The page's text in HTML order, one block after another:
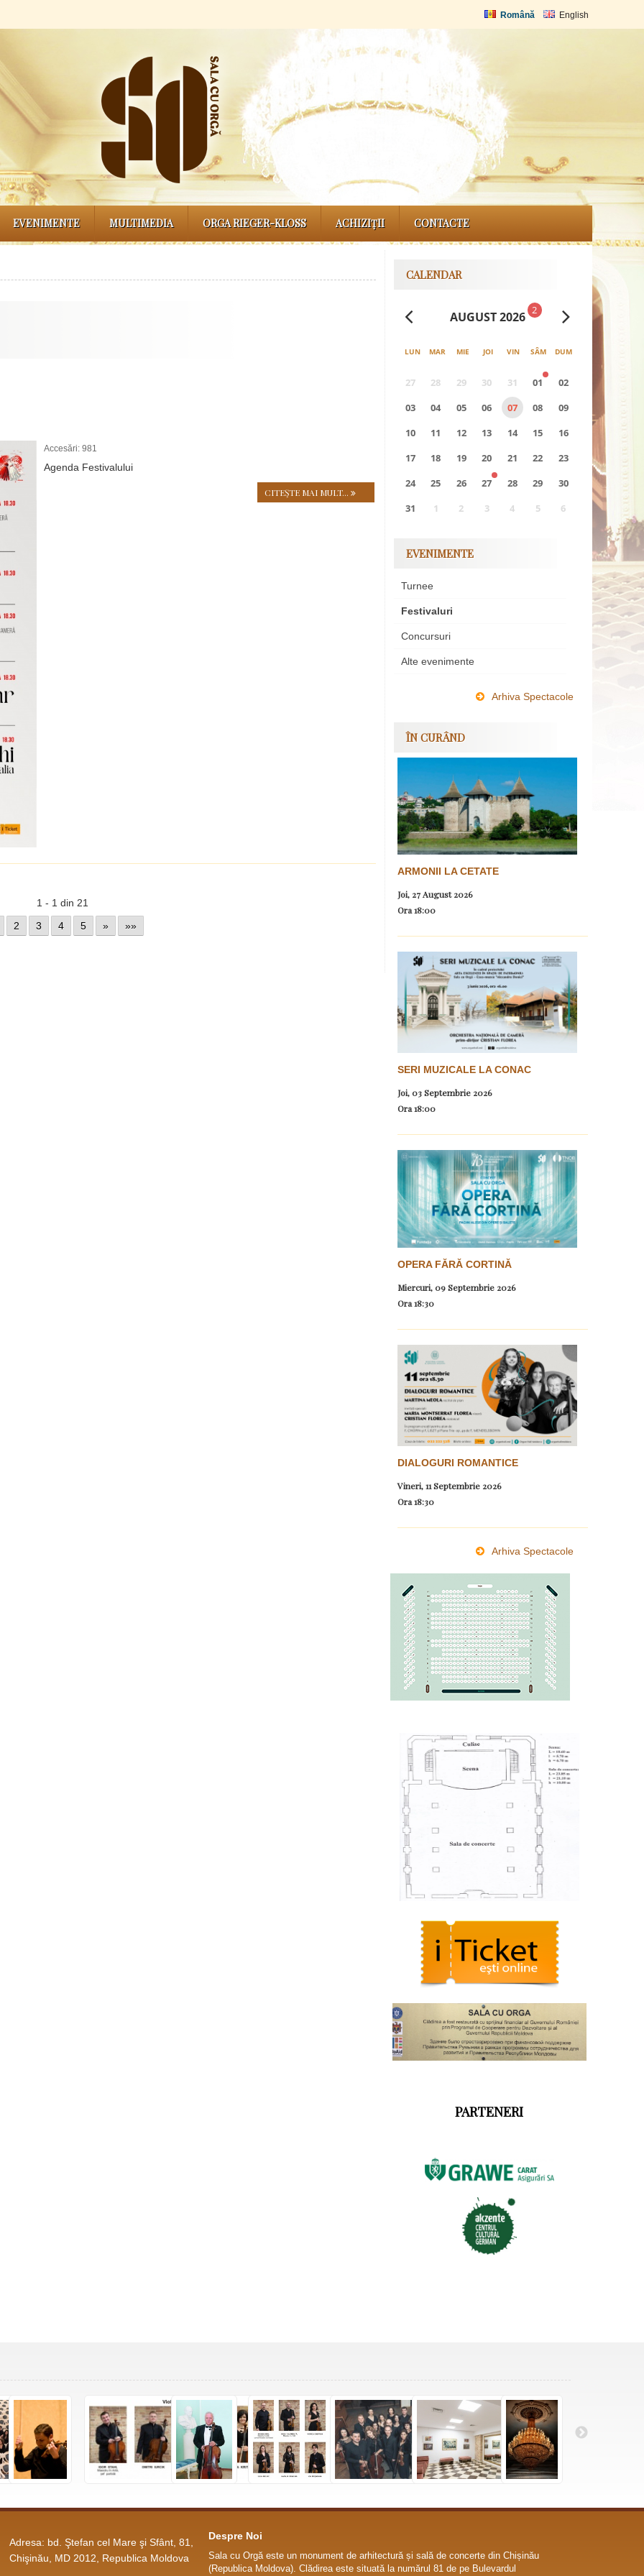
Română English
EVENIMENTE MULTIMEDIA ORGA RIEGER-KLOSS ACHIZIȚII CONTACTE
Accesări: 981
Agenda Festivalului
CITEŞTE MAI MULT...
1 - 1 din 21
2
3 4 5 » »»
CALENDAR
AUGUST 2026 2
LUN MAR MIE JOI VIN SÂM DUM
27 28 29 30 31 01
02
03
04 05 06 07 08
09
10
11 12 13 14 15
16
17
18 19 20 21 22
23
24
25 26 27 28 29
30
31
1 2 3 4 5 6
EVENIMENTE
Turnee
Festivaluri
Concursuri
Alte evenimente
Arhiva Spectacole
ÎN CURÂND
ARMONII LA CETATE
Joi, 27 August 2026
Ora18:00
SERI MUZICALE LA CONAC
Joi, 03 Septembrie 2026
Ora18:00
OPERA FĂRĂ CORTINĂ
Miercuri, 09 Septembrie 2026
Ora18:30
DIALOGURI ROMANTICE
Vineri, 11 Septembrie 2026
Ora18:30
Arhiva Spectacole
PARTENERI
Adresa: bd. Ştefan cel Mare şi Sfânt, 81,
Chişinău, MD 2012, Republica Moldova
Despre Noi
Sala cu Orgă este un monument de arhitectură și sală de concerte din Chișinău
(Republica Moldova). Clădirea este situată la numărul 81 de pe Bulevardul